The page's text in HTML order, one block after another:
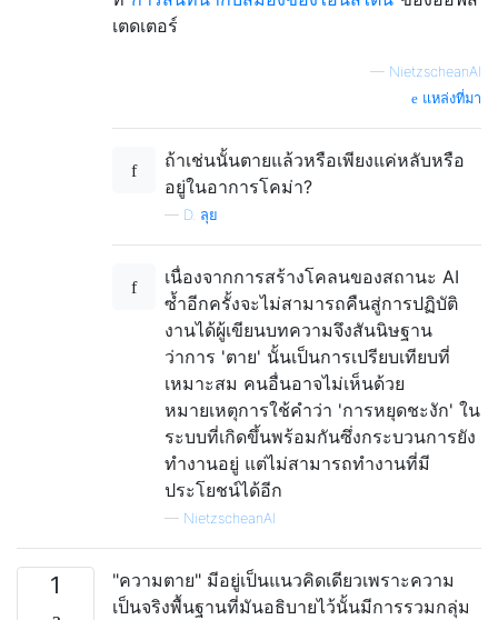
เตดเตอร์
— NietzscheanAI
แหล่งที่มา
ถ้าเช่นนั้นตายแล้วหรือเพียงแค่หลับหรือ
อยู่ในอาการโคม่า?
— D. ลุย
เนื่องจากการสร้างโคลนของสถานะ AI
ซ้ำอีกครั้งจะไม่สามารถคืนสู่การปฏิบัติ
งานได้ผู้เขียนบทความจึงสันนิษฐาน
ว่าการ 'ตาย' นั้นเป็นการเปรียบเทียบที่
เหมาะสม คนอื่นอาจไม่เห็นด้วย
หมายเหตุการใช้คำว่า 'การหยุดชะงัก' ใน
ระบบที่เกิดขึ้นพร้อมกันซึ่งกระบวนการยัง
ทำงานอยู่ แต่ไม่สามารถทำงานที่มี
ประโยชน์ได้อีก
— NietzscheanAI
1
"ความตาย" มีอยู่เป็นแนวคิดเดียวเพราะความ
เป็นจริงพื้นฐานที่มันอธิบายไว้นั้นมีการรวมกลุ่ม